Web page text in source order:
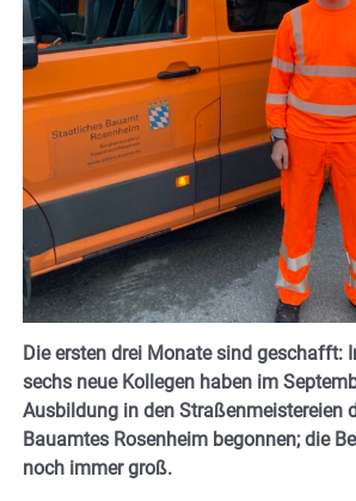
Die ersten drei Monate sind geschafft:
sechs neue Kollegen haben im
Ausbildung in den Straßenmeistereien
Bauamtes Rosenheim begonnen; die
noch immer groß.